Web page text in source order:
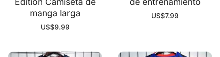
manga larga
US$9.99
US$7.99